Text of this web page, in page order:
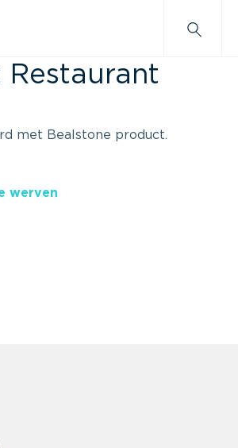
Restaurant
met Bealstone product.
werven